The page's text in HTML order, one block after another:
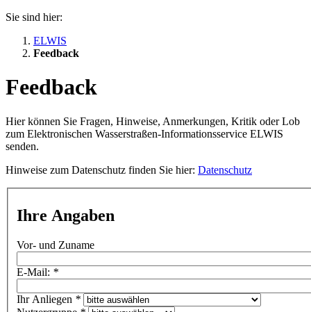
Sie sind hier:
ELWIS
Feedback
Feedback
Hier können Sie Fragen, Hinweise, Anmerkungen, Kritik oder Lob
zum Elektronischen Wasserstraßen-Informationsservice ELWIS
senden.
Hinweise zum Datenschutz finden Sie hier: Datenschutz
Ihre Angaben
Vor- und Zuname
E-Mail: *
Ihr Anliegen *